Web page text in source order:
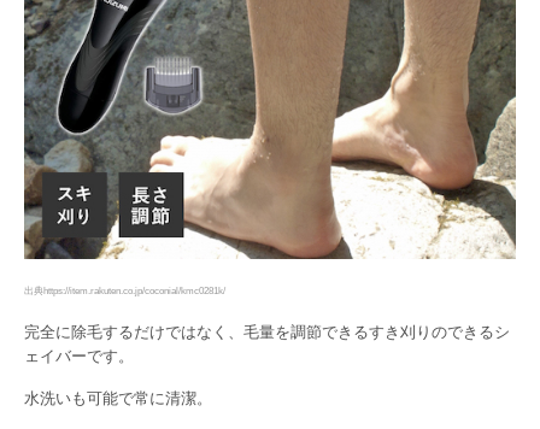
出典https://item.rakuten.co.jp/coconial/kmc0281k/
完全に除毛するだけではなく、毛量を調節できるすき刈りのできるシ
ェイバーです。
水洗いも可能で常に清潔。